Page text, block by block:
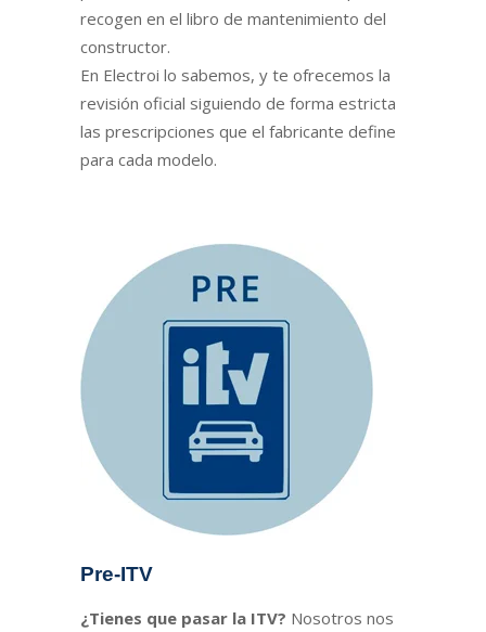
recogen en el libro de mantenimiento del
constructor.
En Electroi lo sabemos, y te ofrecemos la
revisión oficial siguiendo de forma estricta
las prescripciones que el fabricante define
para cada modelo.
Pre-ITV
¿Tienes que pasar la ITV? Nosotros nos